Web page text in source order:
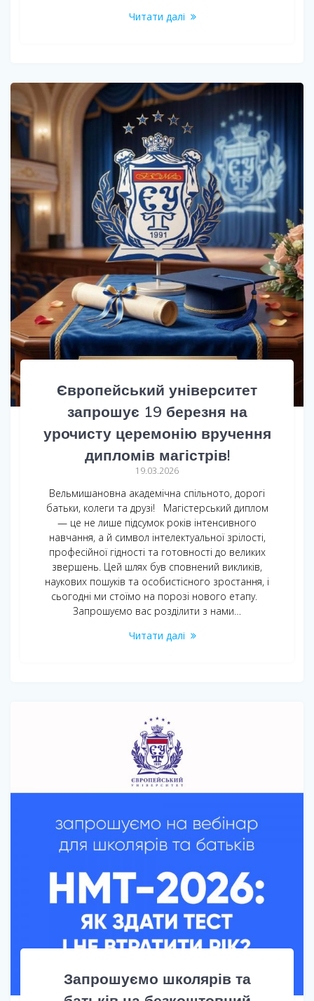
Читати далі
Європейський університет
запрошує 19 березня на
урочисту церемонію вручення
дипломів магістрів!
19.03.2026
Вельмишановна академічна спільното, дорогі
батьки, колеги та друзі! Магістерський диплом
— це не лише підсумок років інтенсивного
навчання, а й символ інтелектуальної зрілості,
професійної гідності та готовності до великих
звершень. Цей шлях був сповнений викликів,
наукових пошуків та особистісного зростання, і
сьогодні ми стоїмо на порозі нового етапу.
Запрошуємо вас розділити з нами…
Читати далі
Запрошуємо школярів та